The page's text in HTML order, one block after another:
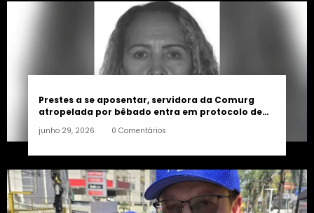
Prestes a se aposentar, servidora da Comurg
atropelada por bêbado entra em protocolo de
junho 29, 2026 0 Comentários